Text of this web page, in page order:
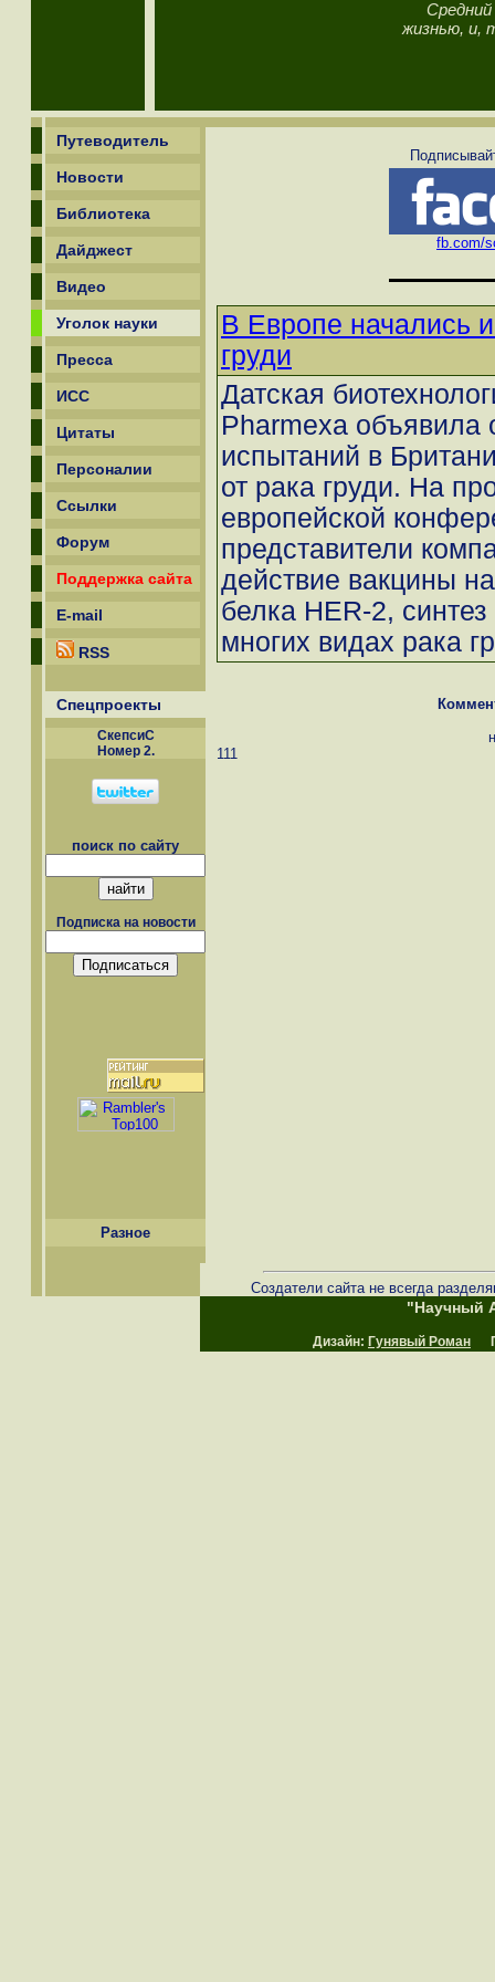
жизнью, и,
Путеводитель
Новости
Библиотека
Дайджест
Видео
Уголок науки
Пресса
ИСС
Цитаты
Персоналии
Ссылки
Форум
Поддержка сайта
E-mail
RSS
Спецпроекты
СкепсиС
Номер 2.
поиск по сайту
Подписка на новости
Разное
fb.com/
В Европе начались
груди
Датская
Pharmexa объявила
испытаний в
от рака груди. На
европейской
представители
действие вакцины
белка HER-2,
многих видах рака
111
Создатели сайта не всегда
"Научный
Дизайн: Гунявый Роман